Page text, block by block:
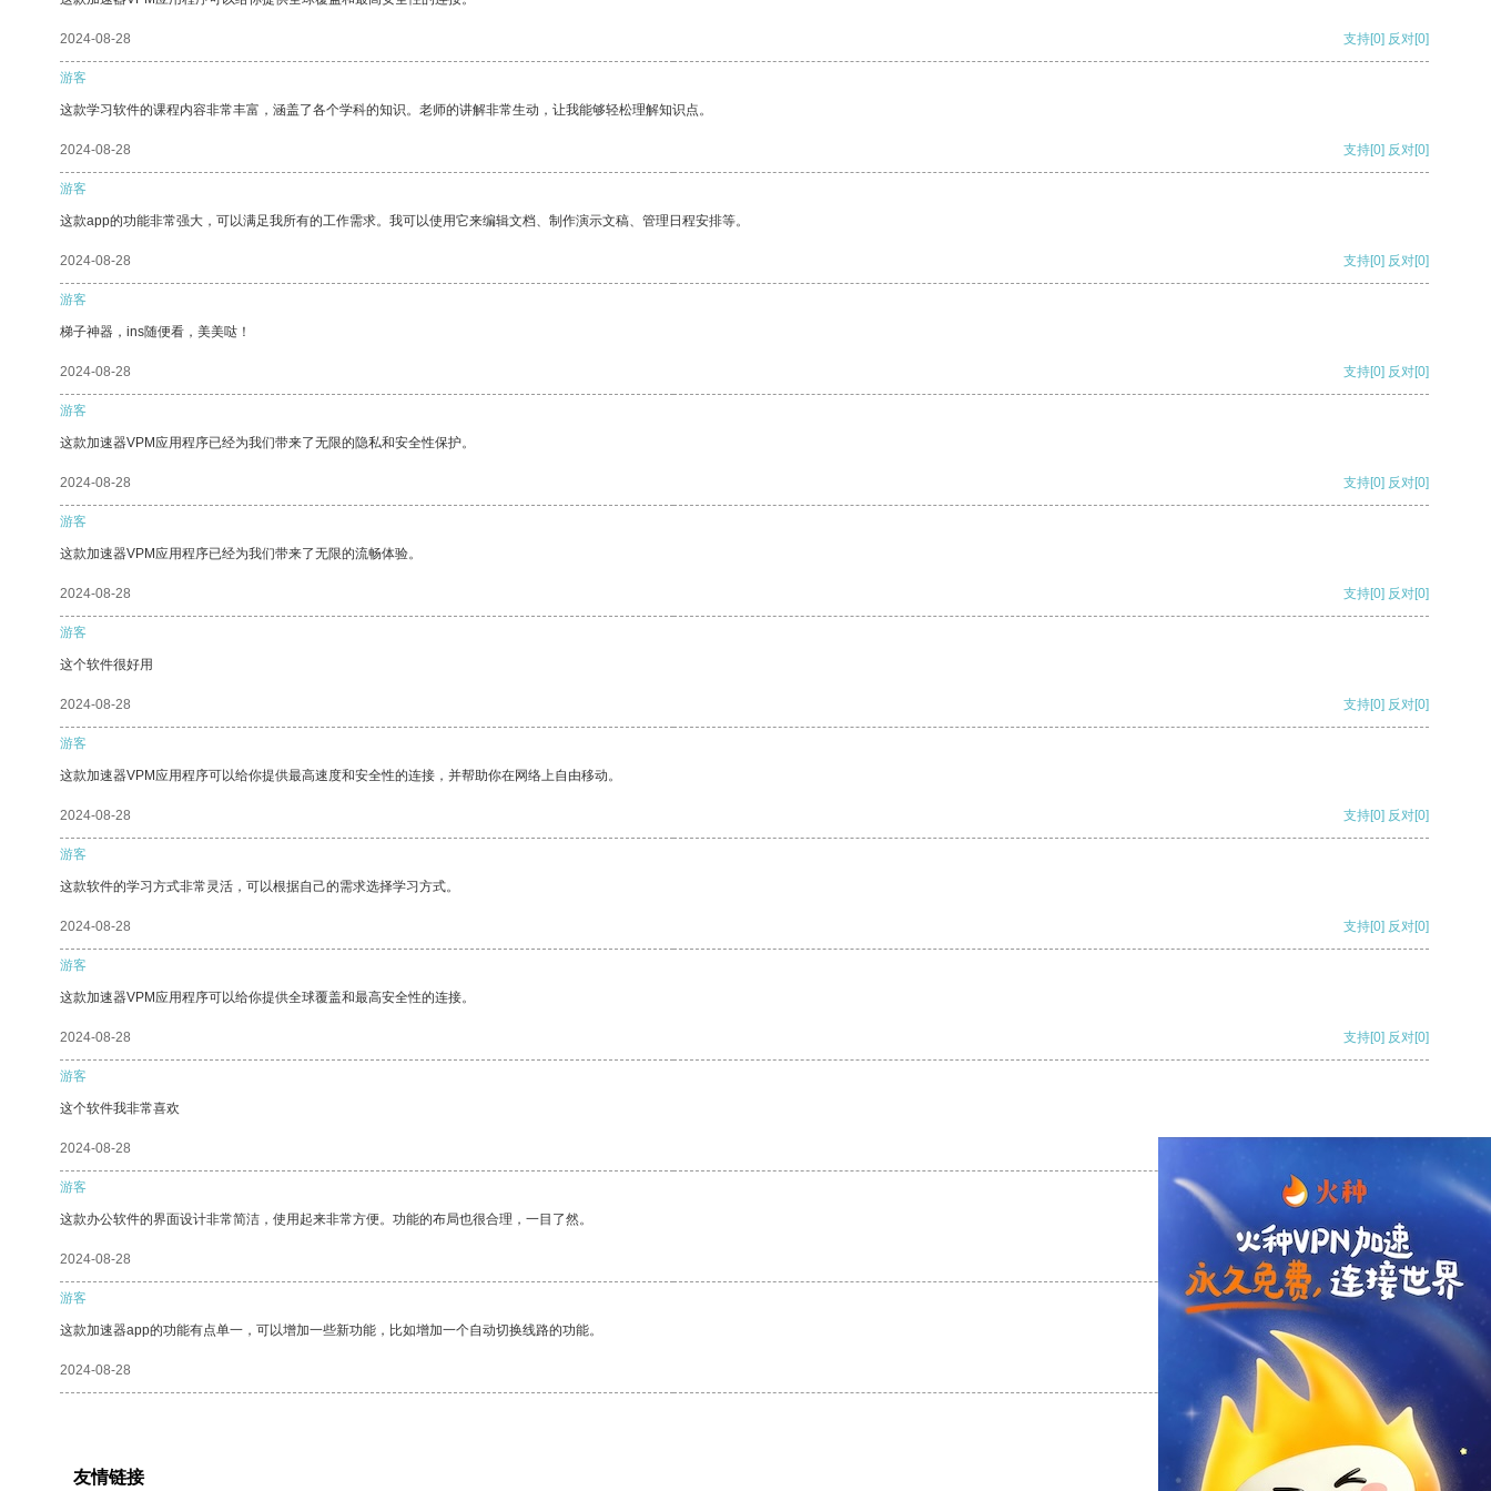
2024-08-28 支持[0] 反对[0]
游客
这款学习软件的课程内容非常丰富，涵盖了各个学科的知识。老师的讲解非常生动，让我能够轻松理解知识点。
2024-08-28 支持[0] 反对[0]
游客
这款app的功能非常强大，可以满足我所有的工作需求。我可以使用它来编辑文档、制作演示文稿、管理日程安排等。
2024-08-28 支持[0] 反对[0]
游客
梯子神器，ins随便看，美美哒！
2024-08-28 支持[0] 反对[0]
游客
这款加速器VPM应用程序已经为我们带来了无限的隐私和安全性保护。
2024-08-28 支持[0] 反对[0]
游客
这款加速器VPM应用程序已经为我们带来了无限的流畅体验。
2024-08-28 支持[0] 反对[0]
游客
这个软件很好用
2024-08-28 支持[0] 反对[0]
游客
这款加速器VPM应用程序可以给你提供最高速度和安全性的连接，并帮助你在网络上自由移动。
2024-08-28 支持[0] 反对[0]
游客
这款软件的学习方式非常灵活，可以根据自己的需求选择学习方式。
2024-08-28 支持[0] 反对[0]
游客
这款加速器VPM应用程序可以给你提供全球覆盖和最高安全性的连接。
2024-08-28 支持[0] 反对[0]
游客
这个软件我非常喜欢
2024-08-28
游客
这款办公软件的界面设计非常简洁，使用起来非常方便。功能的布局也很合理，一目了然。
2024-08-28 支持 [0] 反对 [0]
游客
这款加速器app的功能有点单一，可以增加一些新功能，比如增加一个自动切换线路的功能。
2024-08-28 支持
友情链接